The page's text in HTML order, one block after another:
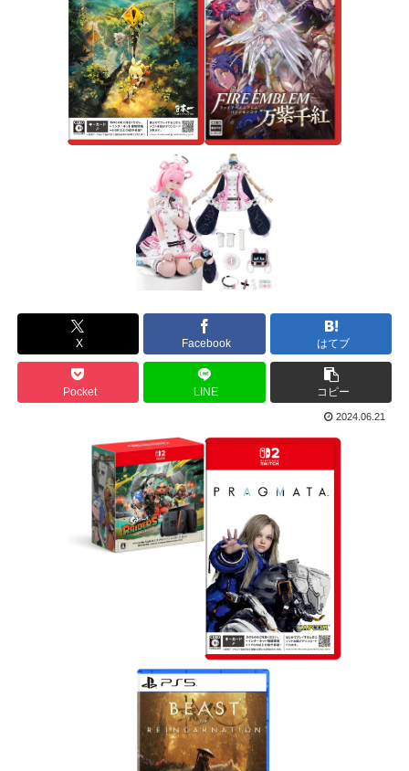
X Facebook はてブ
Pocket LINE コピー
2024.06.21